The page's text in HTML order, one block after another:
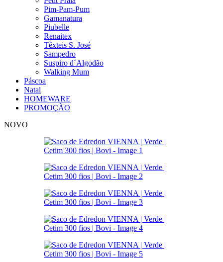
Pim-Pam-Pum
Gamanatura
Piubelle
Renaitex
Têxteis S. José
Sampedro
Suspiro d´Algodão
Walking Mum
Páscoa
Natal
HOMEWARE
PROMOÇÃO
NOVO